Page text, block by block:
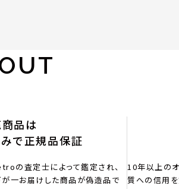
品は
で正規品保証
の査定士によって鑑定され、
一お届けした商品が偽造品で
10年以上の
質への信用を